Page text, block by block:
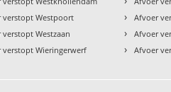
verstopt Westpoort
verstopt Westzaan
verstopt Wieringerwerf
› Afvoer
› Afvoer
› Afvoer